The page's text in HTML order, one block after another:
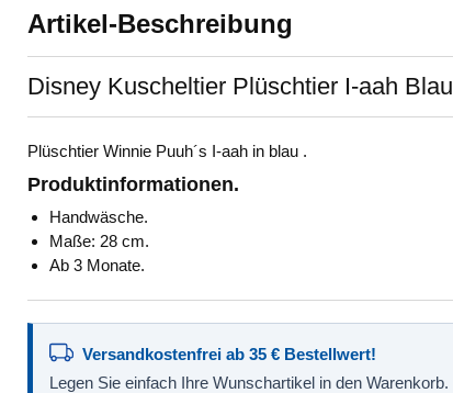
Artikel-Beschreibung
Disney Kuscheltier Plüschtier I-aah
Plüschtier Winnie Puuh´s I-aah in blau .
Produktinformationen.
Handwäsche.
Maße: 28 cm.
Ab 3 Monate.
Versandkostenfrei ab 35 € Bestellwert!
Legen Sie einfach Ihre Wunschartikel in den